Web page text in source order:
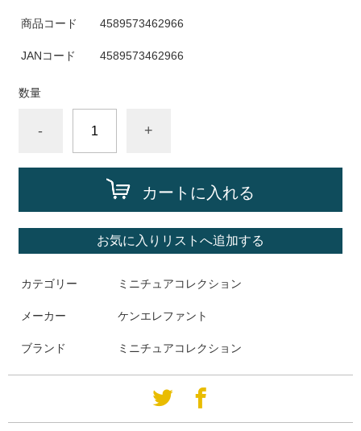
商品コード 4589573462966
JANコード 4589573462966
数量
- +
カートに入れる
お気に入りリストへ追加する
カテゴリー ミニチュアコレクション
メーカー ケンエレファント
ブランド ミニチュアコレクション